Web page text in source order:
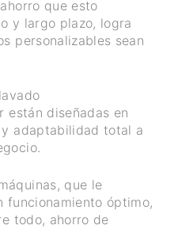
que esto
y largo plazo, logra
personalizables sean
están diseñadas en
adaptabilidad total a
que le
funcionamiento óptimo,
todo, ahorro de